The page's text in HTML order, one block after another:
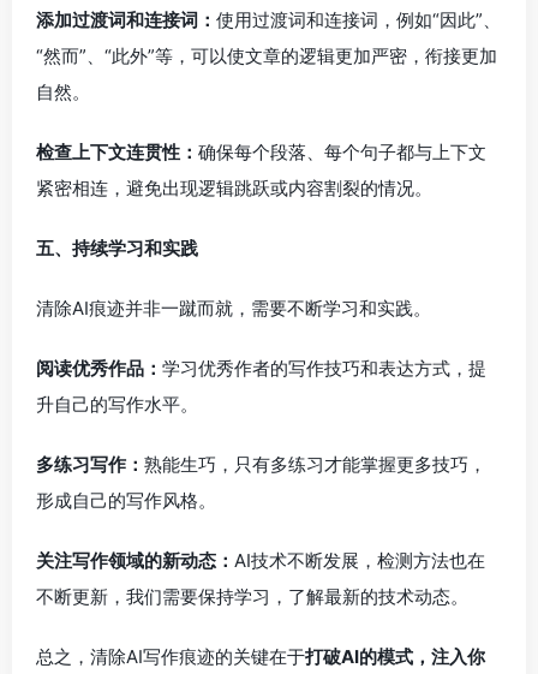
添加过渡词和连接词： 使用过渡词和连接词，例如“因此”、
“然而”、“此外”等，可以使文章的逻辑更加严密，衔接更加
自然。
检查上下文连贯性： 确保每个段落、每个句子都与上下文
紧密相连，避免出现逻辑跳跃或内容割裂的情况。
五、持续学习和实践
清除AI痕迹并非一蹴而就，需要不断学习和实践。
阅读优秀作品： 学习优秀作者的写作技巧和表达方式，提
升自己的写作水平。
多练习写作： 熟能生巧，只有多练习才能掌握更多技巧，
形成自己的写作风格。
关注写作领域的新动态： AI技术不断发展，检测方法也在
不断更新，我们需要保持学习，了解最新的技术动态。
总之，清除AI写作痕迹的关键在于打破AI的模式，注入你